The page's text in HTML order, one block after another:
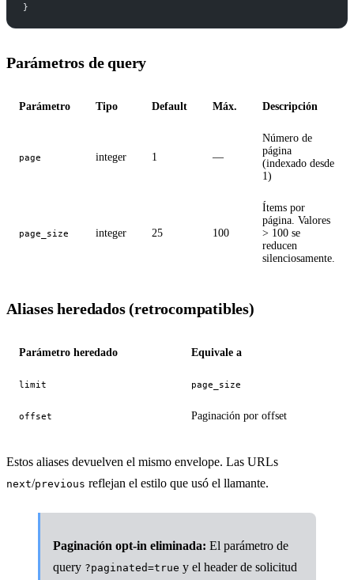
}
Parámetros de query
Parámetro Tipo Default Máx. Descripción
page integer 1 —
Número de
página
(indexado desde
1)
page_size integer 25 100
Ítems por
página. Valores
> 100 se
reducen
silenciosamente.
Aliases heredados (retrocompatibles)
Parámetro heredado Equivale a
limit page_size
offset Paginación por offset
Estos aliases devuelven el mismo envelope. Las URLs
next/previous reflejan el estilo que usó el llamante.
Paginación opt-in eliminada: El parámetro de
query ?paginated=true y el header de solicitud